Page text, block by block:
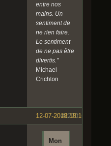
entre nos
mains. Un
sentiment de
ne rien faire.
Le sentiment
de ne pas être
divertis."
Michael
Crichton
#2270
12-07-2018 18:16:53
Mon